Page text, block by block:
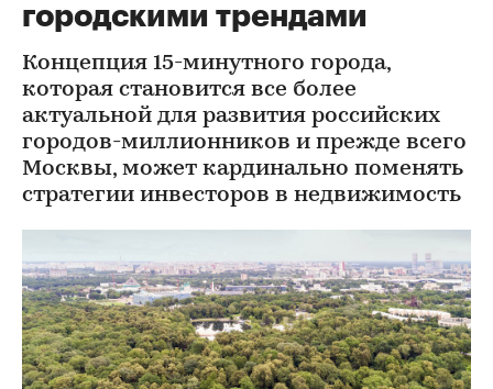
городскими трендами
Концепция 15-минутного города,
которая становится все более
актуальной для развития российских
городов-миллионников и прежде всего
Москвы, может кардинально поменять
стратегии инвесторов в недвижимость